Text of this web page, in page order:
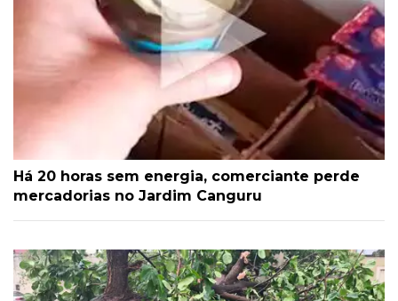
Há 20 horas sem energia, comerciante perde
mercadorias no Jardim Canguru